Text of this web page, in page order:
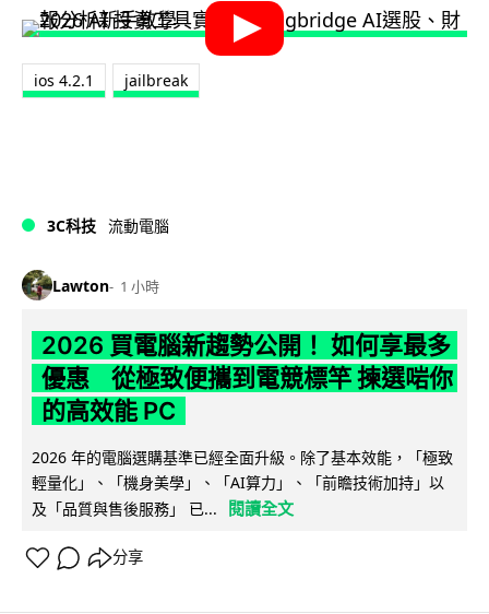
ios 4.2.1 jailbreak
3C科技 流動電腦
Lawton 1 小時
2026 買電腦新趨勢公開！ 如何享最多
優惠 從極致便攜到電競標竿 揀選啱你
的高效能 PC
2026 年的電腦選購基準已經全面升級。除了基本效能，「極致
輕量化」、「機身美學」、「AI算力」、「前瞻技術加持」以
及「品質與售後服務」 已...
閱讀全文
分享